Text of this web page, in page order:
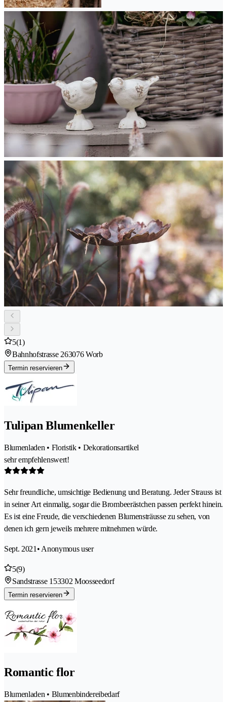
5(1)
Bahnhofstrasse 263076 Worb
Termin reservieren
Tulipan Blumenkeller
Blumenladen • Floristik • Dekorationsartikel
sehr empfehlenswert!
Sehr freundliche, umsichtige Bedienung und Beratung. Jeder Strauss ist
in seiner Art einmalig, sogar die Brombeerästchen passen perfekt hinein.
Es ist eine Freude, die verschiedenen Blumensträusse zu sehen, von
denen ich gern jeweils mehrere mitnehmen würde.
Sept. 2021 • Anonymous user
5(9)
Sandstrasse 153302 Moosseedorf
Termin reservieren
Romantic flor
Blumenladen • Blumenbindereibedarf